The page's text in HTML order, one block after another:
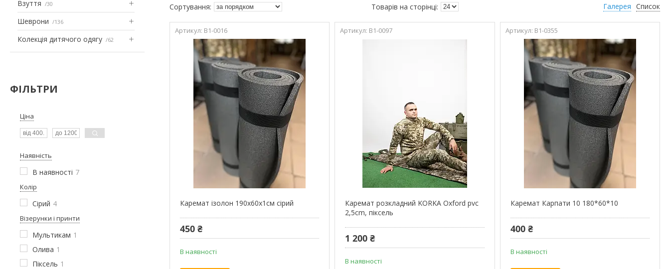
Взуття 30
Шеврони 136
Колекція дитячого одягу 62
ФІЛЬТРИ
Ціна
Наявність
В наявності 7
Колір
Сірий 4
Візерунки і принти
Мультикам 1
Олива 1
Піксель 1
Галерея Список
В1-0016
Каремат ізолон 190х60х1см сірий
450 ₴
В наявності
В1-0097
Каремат розкладний KORKA Oxford pvc
2,5cm, піксель
1 200 ₴
В наявності
В1-0355
Каремат Карпати 10 180*60*10
400 ₴
В наявності